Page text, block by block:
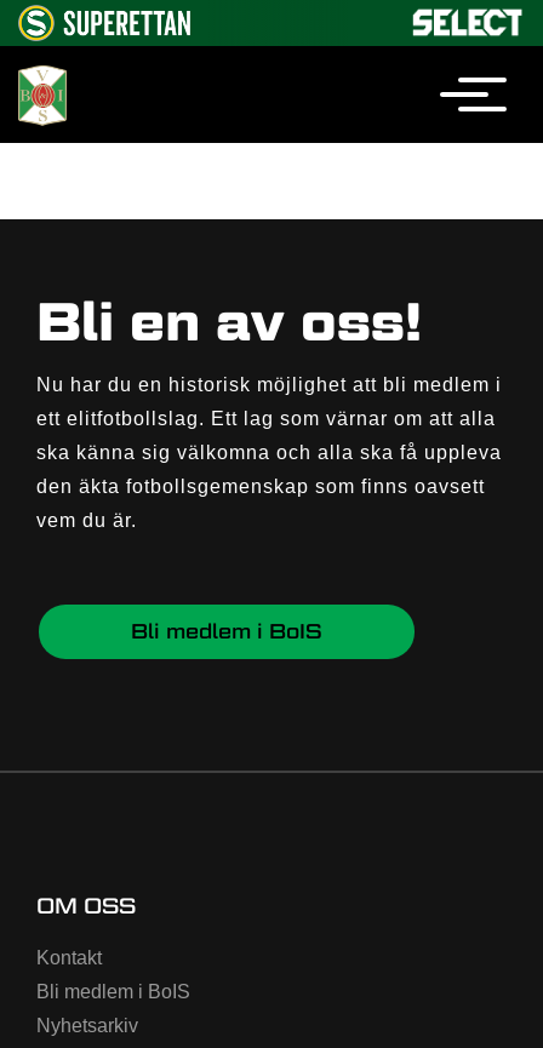
Bli en av oss!
Nu har du en historisk möjlighet att bli medlem i
ett elitfotbollslag. Ett lag som värnar om att alla
ska känna sig välkomna och alla ska få uppleva
den äkta fotbollsgemenskap som finns oavsett
vem du är.
Bli medlem i BoIS
OM OSS
Kontakt
Bli medlem i BoIS
Nyhetsarkiv